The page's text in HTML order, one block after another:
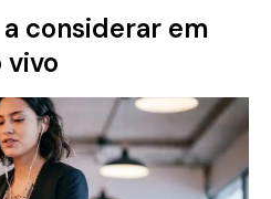
considerar em
vivo